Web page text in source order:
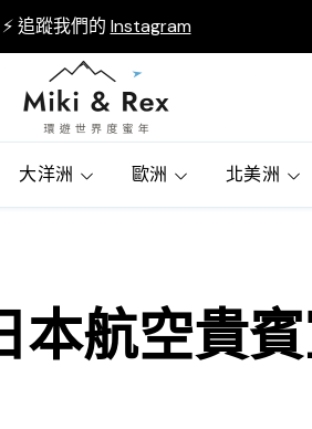
⚡ 追蹤我們的 Instagram
大洋洲 歐洲 北美洲
本航空貴